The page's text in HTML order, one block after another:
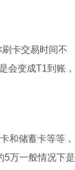
卡交易时间不
会变成T1到账，
和储蓄卡等等，
5万一般情况下是